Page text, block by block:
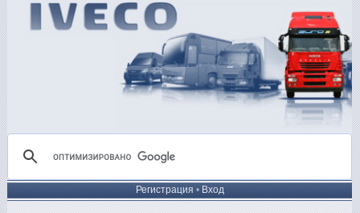
Регистрация • Вход